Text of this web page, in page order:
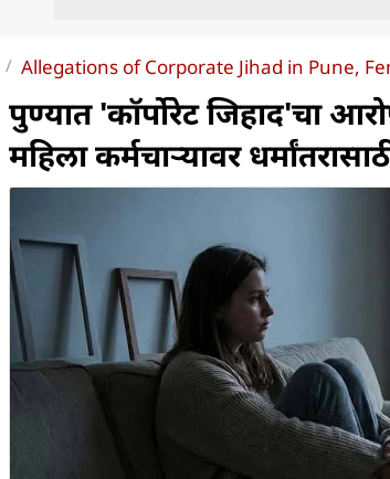
Allegations of Corporate Jihad in Pune,
पुण्यात 'कॉर्पोरेट जिहाद'चा
महिला कर्मचाऱ्यावर